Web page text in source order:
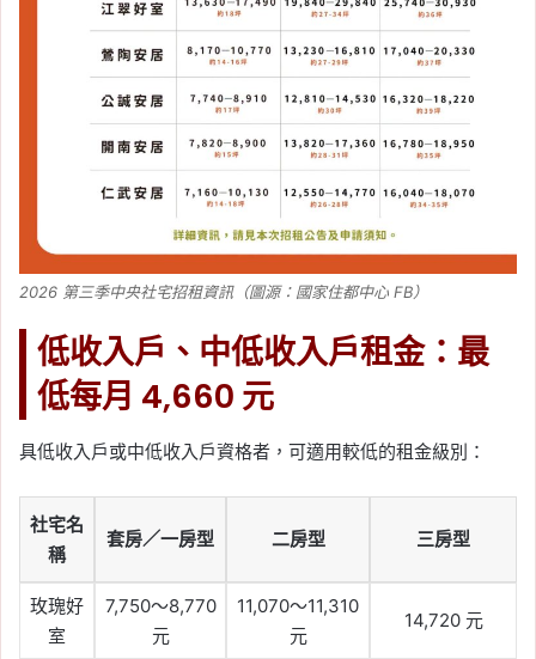
2026 第三季中央社宅招租資訊（圖源：國家住都中心 FB）
低收入戶、中低收入戶租金：最
低每月 4,660 元
具低收入戶或中低收入戶資格者，可適用較低的租金級別：
社宅名
稱
套房／一房型 二房型 三房型
玫瑰好
室
7,750～8,770
元
11,070～11,310
元
14,720 元